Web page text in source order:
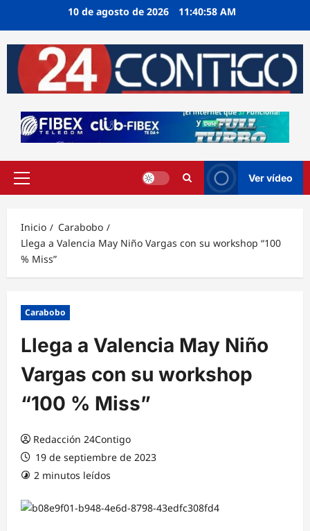
10 de agosto de 2026 11:40:59 AM
Menú
Ver vídeo
Inicio
Carabobo
Llega a Valencia May Niño Vargas con su workshop “100
% Miss”
Carabobo
Llega a Valencia May Niño
Vargas con su workshop
“100 % Miss”
Redacción 24Contigo
19 de septiembre de 2023
2 minutos leídos